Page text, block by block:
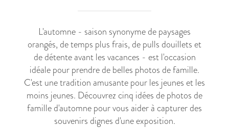
L'automne - saison synonyme de paysages
orangés, de temps plus frais, de pulls douillets et
de détente avant les vacances - est l'occasion
idéale pour prendre de belles photos de famille.
C'est une tradition amusante pour les jeunes et les
moins jeunes. Découvrez cinq idées de photos de
famille d'automne pour vous aider à capturer des
souvenirs dignes d'une exposition.